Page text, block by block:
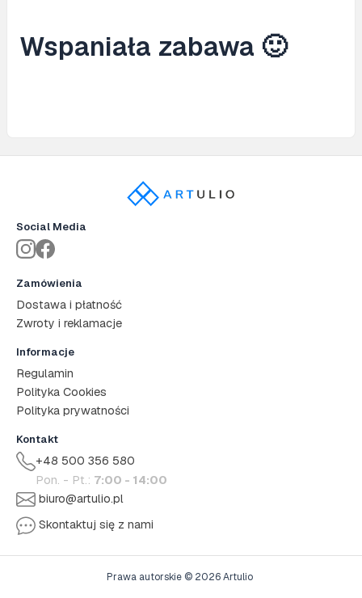
Wspaniała zabawa 🙂
Zamówienia
Dostawa i płatność
Zwroty i reklamacje
Informacje
Regulamin
Polityka Cookies
Polityka prywatności
Kontakt
+48 500 356 580
Pon. - Pt.: 7:00 - 14:00
biuro@artulio.pl
Skontaktuj się z nami
Social Media
Prawa autorskie © 2026 Artulio